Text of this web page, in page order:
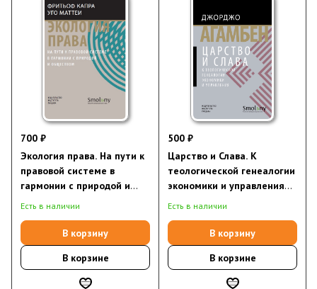
700 ₽
Экология права. На пути к
правовой системе в
гармонии с природой и
обществом
Есть в наличии
В корзину
В корзине
500 ₽
Царство и Слава. К
теологической генеалогии
экономики и управления
(электронная книга)
Есть в наличии
В корзину
В корзине